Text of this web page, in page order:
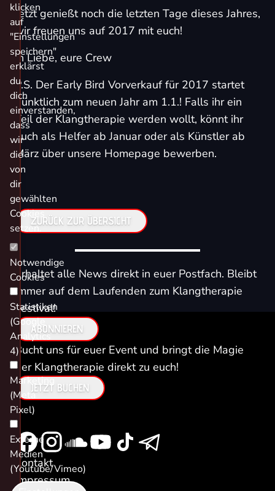
Jetzt genießt noch die letzten Tage dieses Jahres,
wir freuen uns auf 2017 mit euch!
In Liebe, eure Crew
P.S. Der Early Bird Vorverkauf für 2017 startet
pünktlich zum neuen Jahr am 1.1.! Falls ihr ein
Teil der Klangtherapie werden wollt, könnt ihr
euch als Helfer ab Januar oder als Künstler ab
März über unsere Homepage bewerben.
ZURÜCK ZUR ÜBERSICHT
Erhaltet alle News direkt in euer Postfach. Bleibt
immer auf dem Laufenden zum Klangtherapie
Festival!
ABONNIEREN
Bucht uns für euer Event und bringt die Magie
der Klangtherapie direkt zu euch!
JETZT BUCHEN
Kontakt
Impressum
klicken
auf
"Einstellungen
speichern"
erklärst
du
dich
einverstanden,
dass
wir
die
von
dir
gewählten
Cookies
setzen.
Notwendige
Cookies
Statistiken
(Google
Analytics
4)
Marketing
(Meta
Pixel)
Externe
Medien
(Youtube/Vimeo)